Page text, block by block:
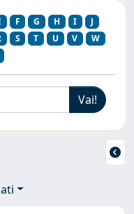
F G H I
J
S T U V
W